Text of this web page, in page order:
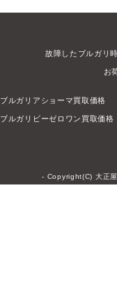
故障したブルガリ
お
ブルガリアショーマ買取価格
ブルガリビーゼロワン買取価格
- Copyright(C) 大正